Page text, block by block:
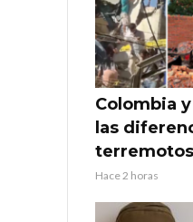
Colombia
las
Hace 2 horas